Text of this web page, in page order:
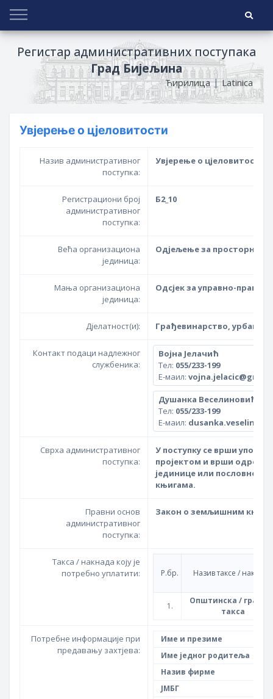
Регистар административних поступака
Град Бијељина
Ћирилица |Latinica
Увјерење о цјеловитости
Назив административног
поступка:
Увјерење о цјеловитости
Регистрациони број
административног
поступка:
Б2_10
Већа организациона
јединица:
Одјељење за просторно
Мања организациона
јединица:
Одсјек за управно-правне
Дјелатност(и): Грађевинарство,
Контакт подаци надлежног
службеника:
Војна Јелачић
Тел: 055/233-199
Е-маил:
Душанка Веселиновић
Тел: 055/233-199
Е-маил:
Сврха административног
поступка:
У поступку се врши
пројектом и врши
јединице или пословног
књигама.
Правни основ
административног
поступка:
Закон о земљишним
Такса / накнада коју је
потребно уплатити:
Р.бр. Назив таксе / накнаде
1.
Општинска /
такса
Потребне информације при
предавању захтјева:
Име и презиме
Име једног родитеља
Назив фирме
ЈМБГ